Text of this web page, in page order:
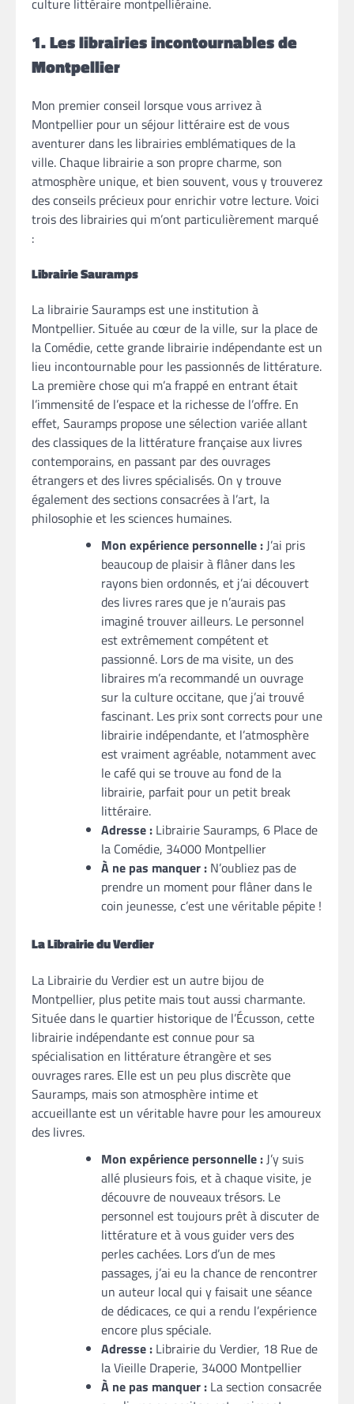
culture littéraire montpelliéraine.
1. Les librairies incontournables de
Montpellier
Mon premier conseil lorsque vous arrivez à
Montpellier pour un séjour littéraire est de vous
aventurer dans les librairies emblématiques de la
ville. Chaque librairie a son propre charme, son
atmosphère unique, et bien souvent, vous y trouverez
des conseils précieux pour enrichir votre lecture. Voici
trois des librairies qui m’ont particulièrement marqué
:
Librairie Sauramps
La librairie Sauramps est une institution à
Montpellier. Située au cœur de la ville, sur la place de
la Comédie, cette grande librairie indépendante est un
lieu incontournable pour les passionnés de littérature.
La première chose qui m’a frappé en entrant était
l’immensité de l’espace et la richesse de l’offre. En
effet, Sauramps propose une sélection variée allant
des classiques de la littérature française aux livres
contemporains, en passant par des ouvrages
étrangers et des livres spécialisés. On y trouve
également des sections consacrées à l’art, la
philosophie et les sciences humaines.
Mon expérience personnelle :J’ai pris
beaucoup de plaisir à flâner dans les
rayons bien ordonnés, et j’ai découvert
des livres rares que je n’aurais pas
imaginé trouver ailleurs. Le personnel
est extrêmement compétent et
passionné. Lors de ma visite, un des
libraires m’a recommandé un ouvrage
sur la culture occitane, que j’ai trouvé
fascinant. Les prix sont corrects pour une
librairie indépendante, et l’atmosphère
est vraiment agréable, notamment avec
le café qui se trouve au fond de la
librairie, parfait pour un petit break
littéraire.
Adresse : Librairie Sauramps, 6 Place de
la Comédie, 34000 Montpellier
À ne pas manquer : N’oubliez pas de
prendre un moment pour flâner dans le
coin jeunesse, c’est une véritable pépite !
La Librairie du Verdier
La Librairie du Verdier est un autre bijou de
Montpellier, plus petite mais tout aussi charmante.
Située dans le quartier historique de l’Écusson, cette
librairie indépendante est connue pour sa
spécialisation en littérature étrangère et ses
ouvrages rares. Elle est un peu plus discrète que
Sauramps, mais son atmosphère intime et
accueillante est un véritable havre pour les amoureux
des livres.
Mon expérience personnelle : J’y suis
allé plusieurs fois, et à chaque visite, je
découvre de nouveaux trésors. Le
personnel est toujours prêt à discuter de
littérature et à vous guider vers des
perles cachées. Lors d’un de mes
passages, j’ai eu la chance de rencontrer
un auteur local qui y faisait une séance
de dédicaces, ce qui a rendu l’expérience
encore plus spéciale.
Adresse : Librairie du Verdier, 18 Rue de
la Vieille Draperie, 34000 Montpellier
À ne pas manquer : La section consacrée